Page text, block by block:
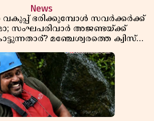
News
വകുപ്പ് ഭരിക്കുമ്പോൾ സവർക്കർക്ക്
സംഘപരിവാർ അജണ്ടയ്ക്ക്
മഞ്ചേശ്വരത്തെ ക്വിസ്